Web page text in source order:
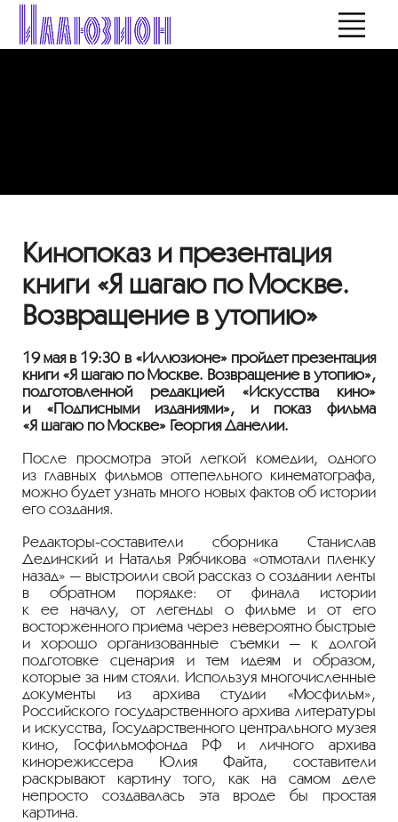
Кинопоказ и презентация
книги «Я шагаю по Москве.
Возвращение в утопию»
19 мая в 19:30 в «Иллюзионе» пройдет презентация
книги «Я шагаю по Москве. Возвращение в утопию»,
подготовленной редакцией «Искусства кино»
и «Подписными изданиями», и показ фильма
«Я шагаю по Москве» Георгия Данелии.
После просмотра этой легкой комедии, одного
из главных фильмов оттепельного кинематографа,
можно будет узнать много новых фактов об истории
его создания.
Редакторы-составители сборника Станислав
Дединский и Наталья Рябчикова «отмотали пленку
назад» — выстроили свой рассказ о создании ленты
в обратном порядке: от финала истории
к ее началу, от легенды о фильме и от его
восторженного приема через невероятно быстрые
и хорошо организованные съемки — к долгой
подготовке сценария и тем идеям и образом,
которые за ним стояли. Используя многочисленные
документы из архива студии «Мосфильм»,
Российского государственного архива литературы
и искусства, Государственного центрального музея
кино, Госфильмофонда РФ и личного архива
кинорежиссера Юлия Файта, составители
раскрывают картину того, как на самом деле
непросто создавалась эта вроде бы простая
картина.